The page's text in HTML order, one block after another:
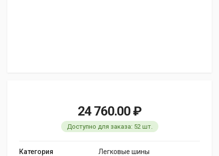
24 760.00 ₽
Доступно для заказа: 52 шт.
Категория
Легковые шины